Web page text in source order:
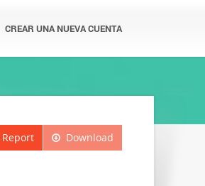
CREAR UNA NUEVA CUENTA
Download
Report